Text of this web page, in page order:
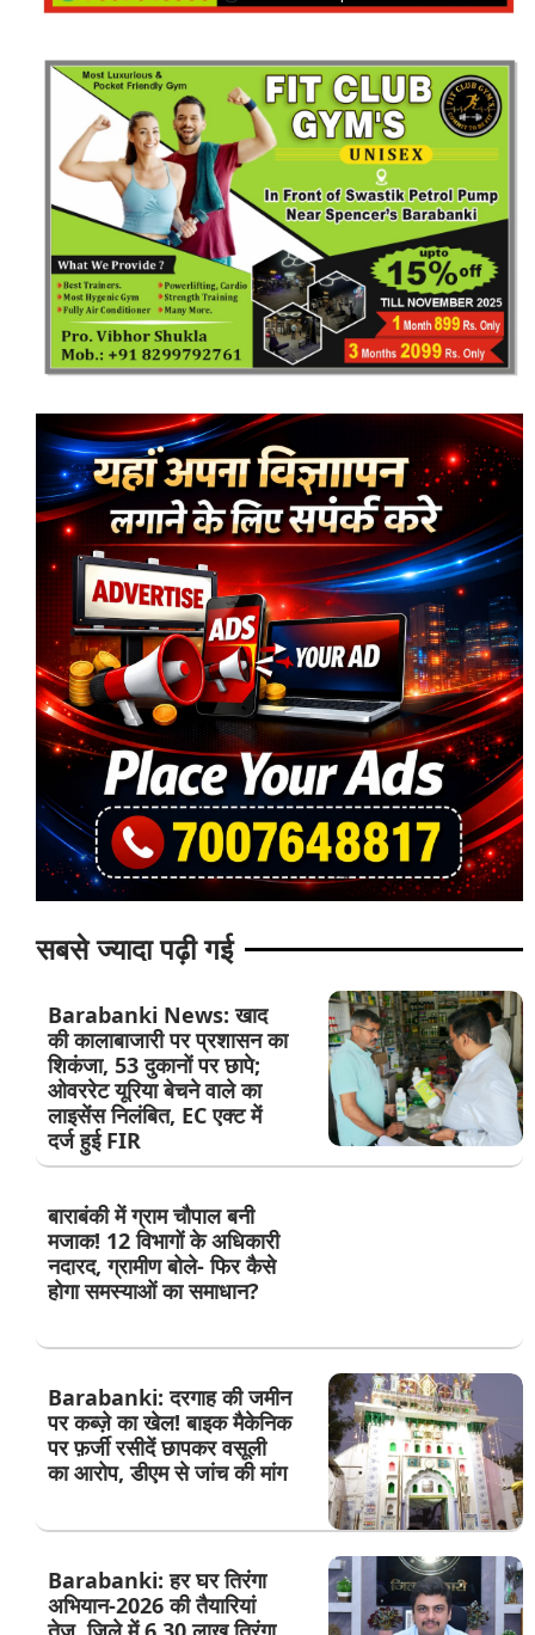
सबसे ज्यादा पढ़ी गई
Barabanki News: खाद
की कालाबाजारी पर प्रशासन का
शिकंजा, 53 दुकानों पर छापे;
ओवररेट यूरिया बेचने वाले का
लाइसेंस निलंबित, EC एक्ट में
दर्ज हुई FIR
बाराबंकी में ग्राम चौपाल बनी
मजाक! 12 विभागों के अधिकारी
नदारद, ग्रामीण बोले- फिर कैसे
होगा समस्याओं का समाधान?
Barabanki: दरगाह की जमीन
पर कब्ज़े का खेल! बाइक मैकेनिक
पर फ़र्जी रसीदें छापकर वसूली
का आरोप, डीएम से जांच की मांग
Barabanki: हर घर तिरंगा
अभियान-2026 की तैयारियां